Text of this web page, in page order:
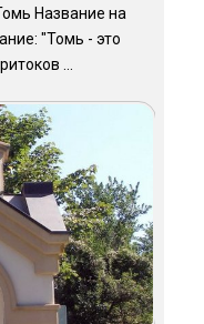
Название на
"Томь - это
...